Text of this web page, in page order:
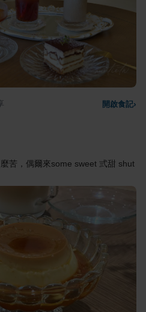
開啟食記›
麼苦，偶爾來some sweet 弎甜 shut